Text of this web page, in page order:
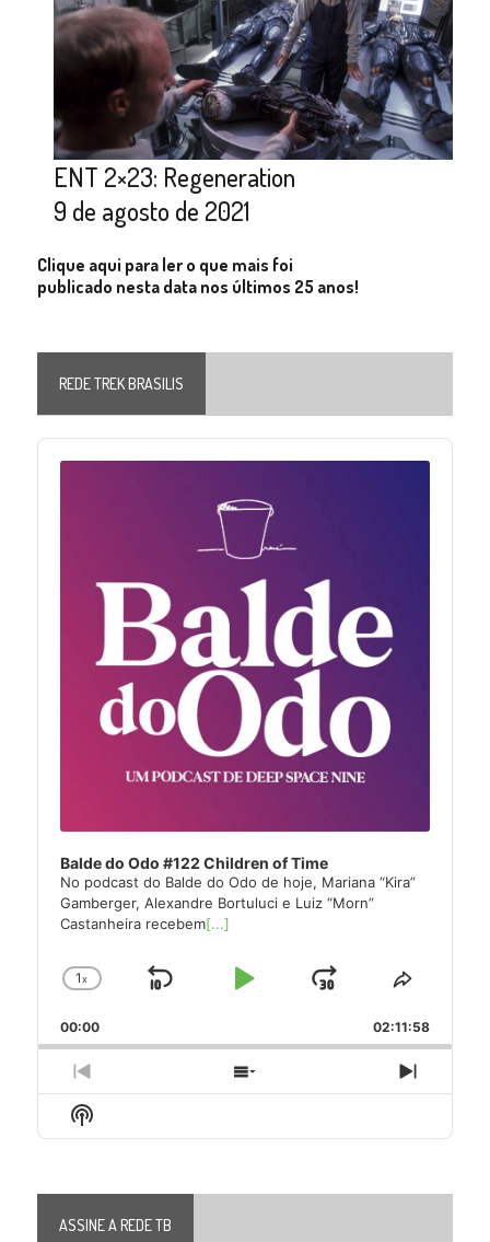
ENT 2×23: Regeneration
9 de agosto de 2021
Clique aqui para ler o que mais foi
publicado nesta data nos últimos 25 anos!
REDE TREK BRASILIS
Audio
Player
Balde do Odo #122 Children of Time
No podcast do Balde do Odo de hoje, Mariana “Kira”
Gamberger, Alexandre Bortuluci e Luiz “Morn”
Castanheira recebem[...]
Change
Rate
1x
Skip
Play
Jump
Forward
Share
Episode
00:00 02:11:58
Previous
Episode
Show
Episodes
Next
Episode
Show
Podcast
ASSINE A REDE TB